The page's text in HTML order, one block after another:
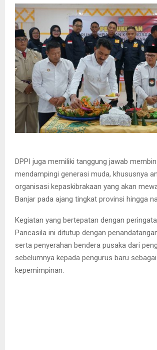
DPPI juga memiliki tanggung jawab
mendampingi generasi muda, khususnya
organisasi kepaskibrakaan yang akan
Banjar pada ajang tingkat provinsi hingga
Kegiatan yang bertepatan dengan
Pancasila ini ditutup dengan
serta penyerahan bendera pusaka dari
sebelumnya kepada pengurus baru
kepemimpinan.